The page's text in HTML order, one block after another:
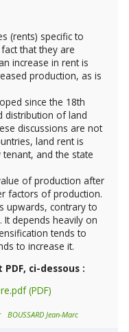
(rents) specific to
that they are
increase in rent is
production, as is
since the 18th
distribution of land
discussions are not
land rent is
and the state
of production after
factors of production.
upwards, contrary to
depends heavily on
tends to
to increase it.
ci-dessous :
BOUSSARD Jean-Marc